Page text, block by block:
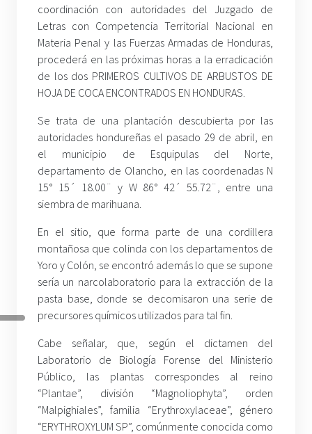
coordinación con autoridades del Juzgado de
Letras con Competencia Territorial Nacional en
Materia Penal y las Fuerzas Armadas de Honduras,
procederá en las próximas horas a la erradicación
de los dos PRIMEROS CULTIVOS DE ARBUSTOS DE
HOJA DE COCA ENCONTRADOS EN HONDURAS.
Se trata de una plantación descubierta por las
autoridades hondureñas el pasado 29 de abril, en
el municipio de Esquipulas del Norte,
departamento de Olancho, en las coordenadas N
15° 15´ 18.00¨ y W 86° 42´ 55.72¨, entre una
siembra de marihuana.
En el sitio, que forma parte de una cordillera
montañosa que colinda con los departamentos de
Yoro y Colón, se encontró además lo que se supone
sería un narcolaboratorio para la extracción de la
pasta base, donde se decomisaron una serie de
precursores químicos utilizados para tal fin.
Cabe señalar, que, según el dictamen del
Laboratorio de Biología Forense del Ministerio
Público, las plantas correspondes al reino
“Plantae”, división “Magnoliophyta”, orden
“Malpighiales”, familia “Erythroxylaceae”, género
“ERYTHROXYLUM SP”, comúnmente conocida como